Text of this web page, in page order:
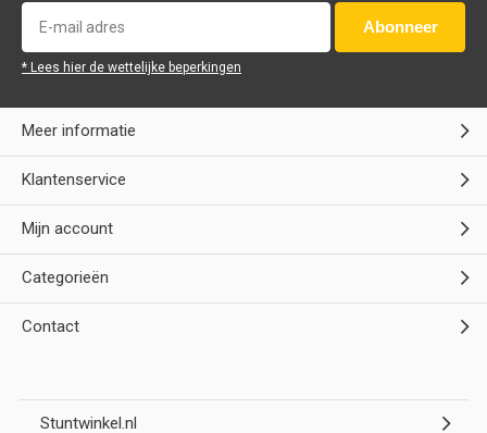
Abonneer
* Lees hier de wettelijke beperkingen
Meer informatie
Klantenservice
Mijn account
Categorieën
Contact
Stuntwinkel.nl